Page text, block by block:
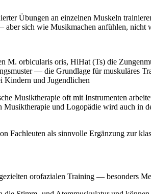
Übungen an einzelnen Muskeln
sich wie Musikmachen anfühlen, nicht
M. orbicularis oris, HiHat (Ts) die
— die Grundlage für muskuläres
Kindern und Jugendlichen
Musiktherapie oft mit Instrumenten
und Logopädie wird auch in
als sinnvolle Ergänzung zur
orofazialen Training — besonders